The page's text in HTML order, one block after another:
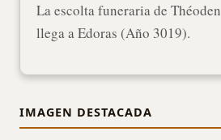
La escolta funeraria de Théoden
llega a Edoras (Año 3019).
IMAGEN DESTACADA